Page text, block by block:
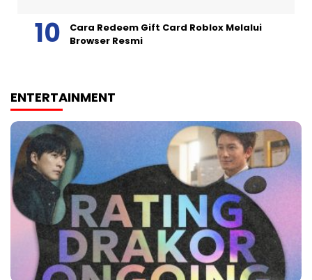
Cara Redeem Gift Card Roblox Melalui
Browser Resmi
ENTERTAINMENT